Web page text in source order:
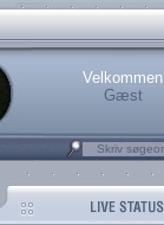
brugere
artikler og 135 guides
her.
Velkommen
Gæst